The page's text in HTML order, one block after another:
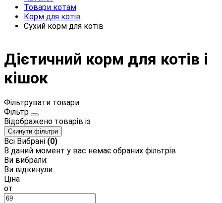
Товари котам
Корм для котів
Сухий корм для котів
Дієтичний корм для котів і
кішок
Фільтрувати товари
Фільтр
Відображено товарів із
Скинути фільтри
Всі Вибрані (0)
В даний момент у вас немає обраних фільтрів
Ви вибрали:
Ви відкинули:
Ціна
от